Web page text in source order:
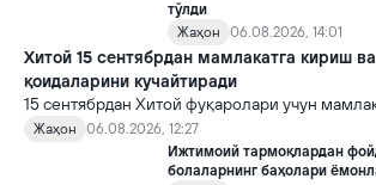
тўлди
Жаҳон
06.08.2026, 14:01
Хитой 15 сентябрдан мамлакатга кириш
қоидаларини кучайтиради
15 сентябрдан Хитой фуқаролари учун
хорижликлар учун эса Хитойга кириш тартиби
қоидалар кучга киради.
Жаҳон
06.08.2026, 12:27
Ижтимоий тармоқлардан
болаларнинг баҳолари